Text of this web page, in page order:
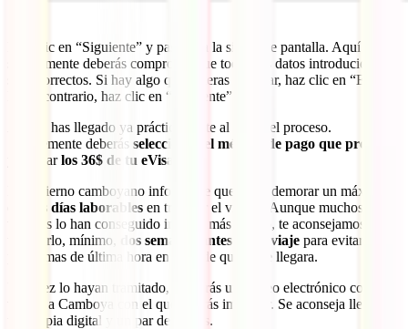
Haz clic en “Siguiente” y pasarás a la siguiente pantalla. Aquí
simplemente deberás comprobar que todos los datos introducidos
sean correctos. Si hay algo que quieras cambiar, haz clic en “Editar”.
De lo contrario, haz clic en “Siguiente”.
Ahora, has llegado ya prácticamente al final del proceso.
Simplemente deberás seleccionar el método de pago que prefieras
y abonarlos 36$ de tu eVisa
El gobierno camboyano informa de que suele demorar un máximo
tres días laborables en tramitar el visado. Aunque muchos
viajeros lo han conseguido incluso más rápido, te aconsejamos
tramitarlo, mínimo,
dos semanas antes de tu viaje para evitar
problemas de última hora en caso de que no te llegara.
Una vez lo hayan tramitado, recibirás un correo electrónico con tu
visado a Camboya con el que podrás imprimir. Se aconseja llevar
una copia digital y un par de físicas.